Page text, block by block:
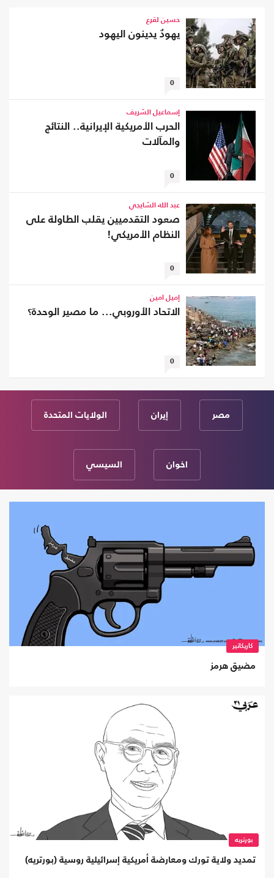
حسين لقرع
يهودٌ يدينون اليهود
0
إسماعيل الشريف
الحرب الأمريكية الإيرانية.. النتائج
والمآلات
0
عبد الله الشايجي
صعود التقدميين يقلب الطاولة على
النظام الأمريكي!
0
إميل أمين
الاتحاد الأوروبي... ما مصير الوحدة؟
0
مصر إيران الولايات المتحدة
اخوان السيسي
كاريكاتير
مضيق هرمز
بورتريه
تمديد ولاية تورك ومعارضة أمريكية إسرائيلية روسية (بورتريه)